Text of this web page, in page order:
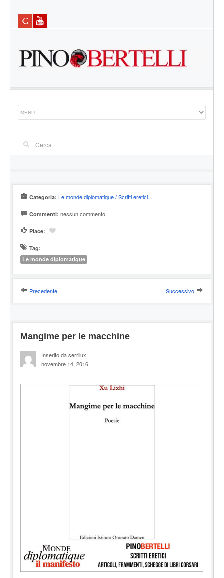
Categoria: Le monde diplomatique / Scritti eretici...
Commenti: nessun commento
Piace:
Tag:
Le monde diplomatique
Precedente Successivo
Mangime per le macchine
Inserito da serrilux
novembre 14, 2016